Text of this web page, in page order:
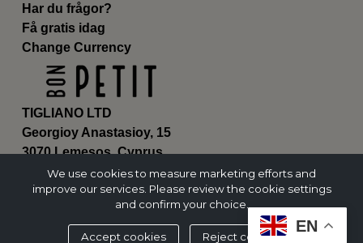
TIGLIANO LTD
Georgioy Anastasioy, 15
3070 Lemesos, Cyprus
ΗΕ 430179
Har du frågor?
Få gratis idag
Change Currency
EN
We use cookies to measure marketing efforts and
improve our services. Please review the cookie settings
and confirm your choice.
Accept cookies Reject cookies